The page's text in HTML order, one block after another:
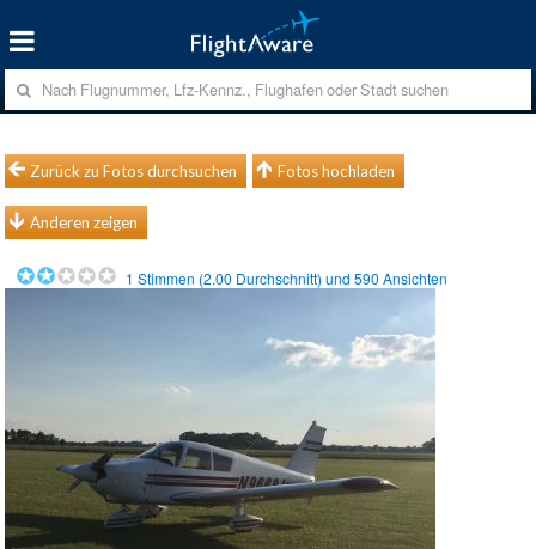
Zurück zu Fotos durchsuchen Fotos hochladen
Anderen zeigen
1 Stimmen (2.00 Durchschnitt) und590 Ansichten